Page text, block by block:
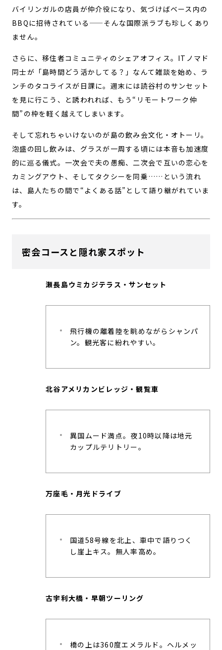
バイリンガルの店員が仲介役になり、気づけばベース内の
BBQに招待されている——そんな国際派ラブも珍しくあり
ません。
さらに、移住者コミュニティのシェアオフィス。ITノマド
同士が「島時間どう活かしてる？」なんて雑談を始め、ラ
ンチのタコライスが日課に。週末には読谷村のサンセット
を見に行こう、と誘われれば、もう“リモートワーク仲
間”の枠を軽く越えてしまいます。
そして忘れちゃいけないのが島の飲み会文化・オトーリ。
泡盛の回し飲みは、グラスが一周する頃には本音も加速度
的に巡る儀式。一次会で夫の愚痴、二次会で互いの恋心を
カミングアウト、そしてタクシーを同乗……という流れ
は、島人たちの間で“よくある話”として語り継がれていま
す。
密会コースと隠れ家スポット
瀬長島ウミカジテラス・サンセット
飛行機の離着陸を眺めながらシャンパ
ン。観光客に紛れやすい。
北谷アメリカンビレッジ・観覧車
異国ムード満点。夜10時以降は地元
カップルテリトリー。
万座毛・月光ドライブ
国道58号線を北上、車中で語りつく
し崖上キス。無人率高め。
古宇利大橋・早朝ツーリング
橋の上は360度エメラルド。ヘルメッ